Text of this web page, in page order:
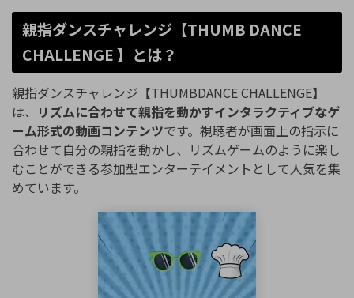
親指ダンスチャレンジ【THUMB DANCE
CHALLENGE 】とは？
親指ダンスチャレンジ【THUMBDANCE CHALLENGE】
は、
リズムに合わせて親指を動かすインタラクティブなゲ
ーム形式の動画コンテンツです。視聴者が画面上の指示に
合わせて自分の親指を動かし、リズムゲームのように楽し
むことができる参加型エンターテイメントとして人気を集
めています。